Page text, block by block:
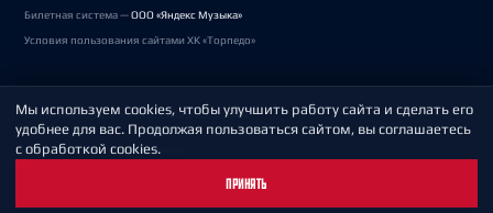
Билетная система —ООО «Яндекс Музыка»
Условия пользования сайтами ХК «Торпедо»
Политика обработки персональных данных
Пользовательское соглашение
Мы используем cookies, чтобы улучшить работу сайта и сделать его
удобнее для вас. Продолжая пользоваться сайтом, вы соглашаетесь
с обработкой cookies.
ПРИНЯТЬ